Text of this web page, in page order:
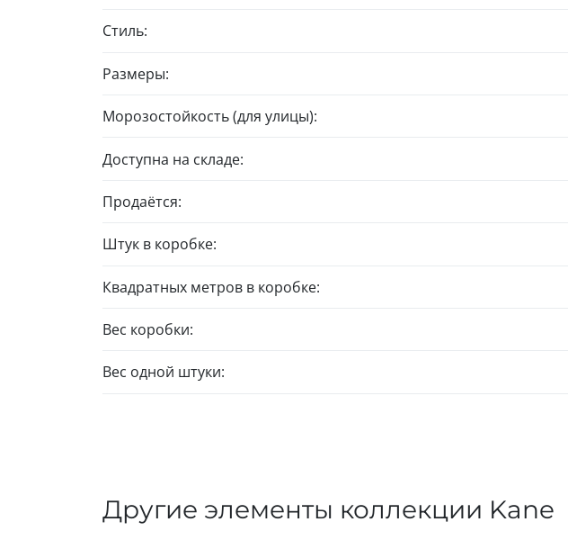
Стиль:
Размеры:
Морозостойкость (для улицы):
Доступна на складе:
Продаётся:
Штук в коробке:
Квадратных метров в коробке:
Вес коробки:
Вес одной штуки:
Другие элементы коллекции Kane